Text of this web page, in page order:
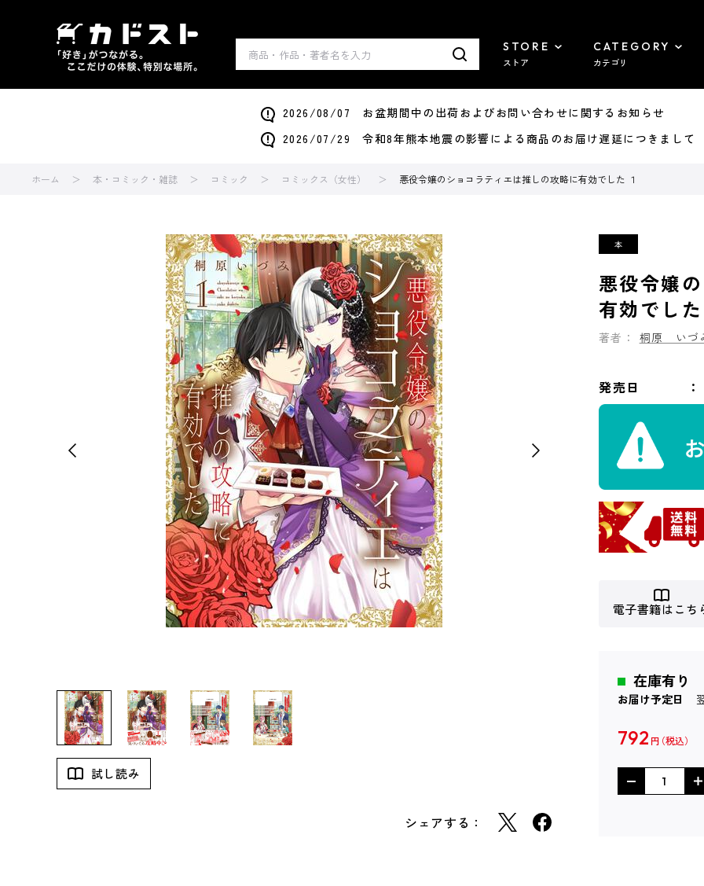
STORE
ストア
CATEGORY
カテゴリ
2026/08/07 お盆期間中の出荷およびお問い合わせに関するお知らせ
2026/07/29 令和8年熊本地震の影響による商品のお届け遅延につきまして
ホーム 本・コミック・雑誌 コミック コミックス（女性） 悪役令嬢のショコラティエは推しの攻略に有効でした １
試し読み
シェアする：
悪役令嬢
有効でした
著者： 桐原 いづ
発売日
電子書籍はこち
在庫有り
お届け予定日
792 円